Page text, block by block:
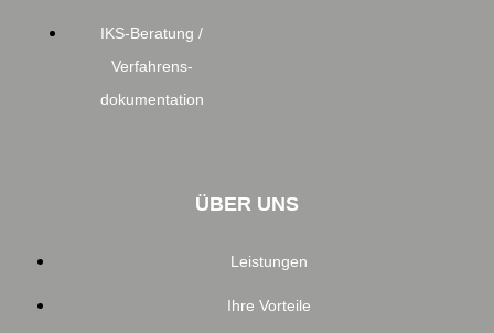
IKS-Beratung /
Verfahrens-
dokumentation
ÜBER UNS
Leistungen
Ihre Vorteile